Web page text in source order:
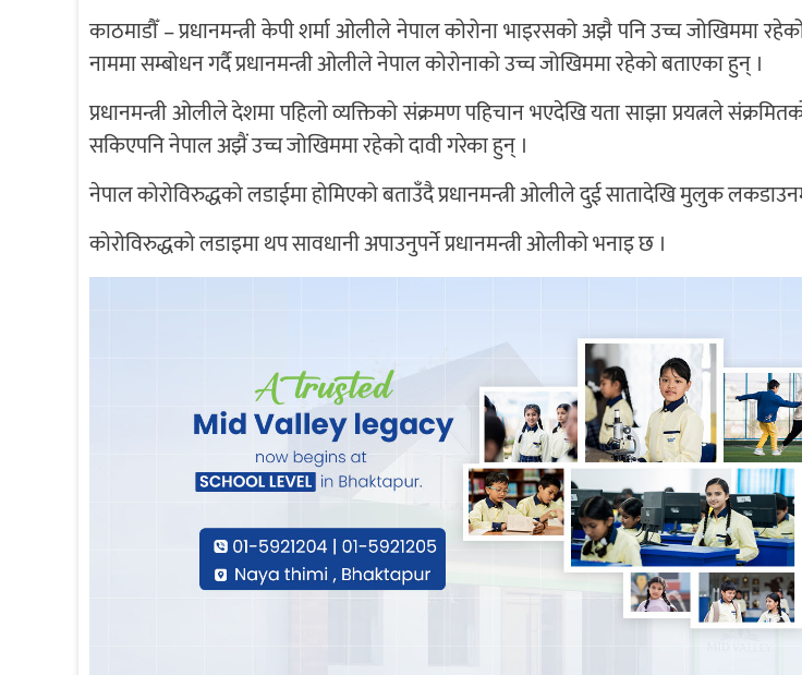
काठमाडौँ – प्रधानमन्त्री केपी शर्मा ओलीले नेपाल कोरोना भाइरसको अझै पनि उच्च जोखिममा
नाममा सम्बोधन गर्दै प्रधानमन्त्री ओलीले नेपाल कोरोनाको उच्च जोखिममा रहेको बताएका हुन् ।
प्रधानमन्त्री ओलीले देशमा पहिलो व्यक्तिको संक्रमण पहिचान भएदेखि यता साझा प्रयत्नले
सकिएपनि नेपाल अझैं उच्च जोखिममा रहेको दावी गरेका हुन् ।
नेपाल कोरोविरुद्धको लडाईमा होमिएको बताउँदै प्रधानमन्त्री ओलीले दुई सातादेखि मुलुक
कोरोविरुद्धको लडाइमा थप सावधानी अपाउनुपर्ने प्रधानमन्त्री ओलीको भनाइ छ ।